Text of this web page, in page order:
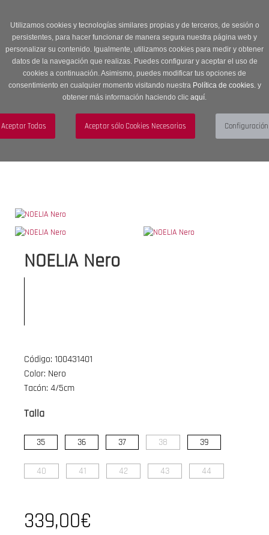
Utilizamos cookies y tecnologías similares propias y de terceros, de sesión o
persistentes, para hacer funcionar de manera segura nuestra página web y
personalizar su contenido. Igualmente, utilizamos cookies para medir y obtener
datos de la navegación que realizas. Puedes configurar y aceptar el uso de
cookies a continuación. Asimismo, puedes modificar tus opciones de
consentimiento en cualquier momento visitando nuestra Política de cookies.y
obtener más información haciendo clic aquí.
descuento en Sección OUTLET con código OUTLET20
navigation
Menú
NOELIA Nero
Código: 100431401
Color: Nero
Tacón: 4/5cm
Talla
35 36 37 38 39
40 41 42 43 44
339,00€